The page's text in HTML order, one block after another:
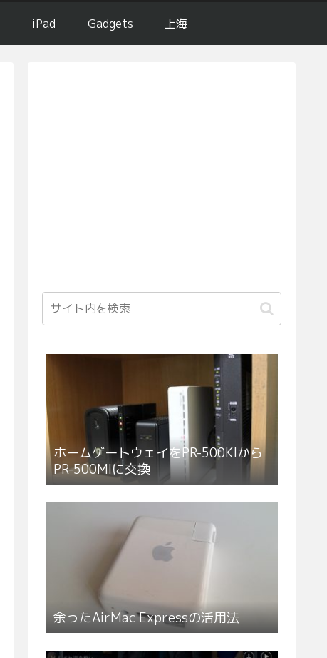
iPad Gadgets 上海
ホームゲートウェイをPR-500KIから
PR-500MIに交換
余ったAirMac Expressの活用法